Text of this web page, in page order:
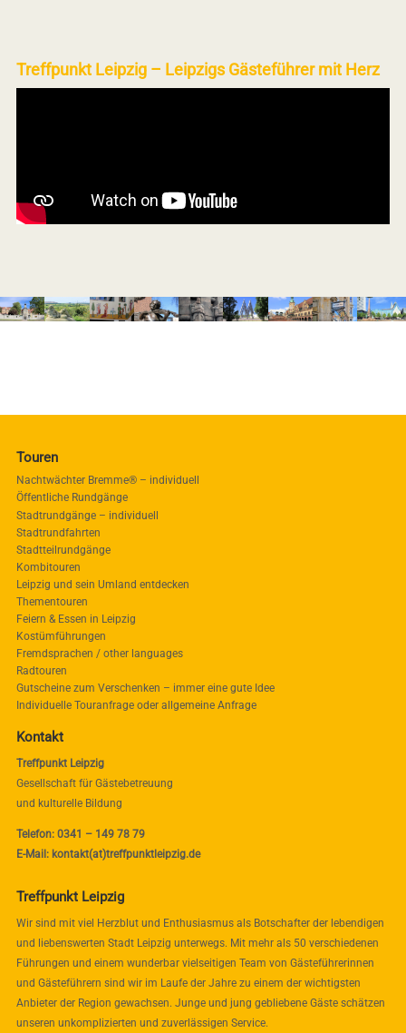
Treffpunkt Leipzig – Leipzigs Gästeführer mit Herz
Touren
Nachtwächter Bremme® – individuell
Öffentliche Rundgänge
Stadtrundgänge – individuell
Stadtrundfahrten
Stadtteilrundgänge
Kombitouren
Leipzig und sein Umland entdecken
Thementouren
Feiern & Essen in Leipzig
Kostümführungen
Fremdsprachen / other languages
Radtouren
Gutscheine zum Verschenken – immer eine gute Idee
Individuelle Touranfrage oder allgemeine Anfrage
Kontakt
Treffpunkt Leipzig
Gesellschaft für Gästebetreuung
und kulturelle Bildung
Telefon: 0341 – 149 78 79
E-Mail: kontakt(at)treffpunktleipzig.de
Treffpunkt Leipzig
Wir sind mit viel Herzblut und Enthusiasmus als Botschafter der lebendigen
und liebenswerten Stadt Leipzig unterwegs. Mit mehr als 50 verschiedenen
Führungen und einem wunderbar vielseitigen Team von Gästeführerinnen
und Gästeführern sind wir im Laufe der Jahre zu einem der wichtigsten
Anbieter der Region gewachsen. Junge und jung gebliebene Gäste schätzen
unseren unkomplizierten und zuverlässigen Service.